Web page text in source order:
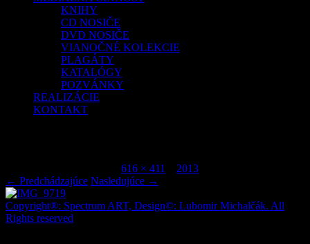
KNIHY
CD NOSIČE
DVD NOSIČE
VIANOČNÉ KOLEKCIE
PLAGÁTY
KATALÓGY
POZVÁNKY
REALIZÁCIE
KONTAKT
616 × 411 2013
← Predchádzajúce Nasledujúce →
Copyright®: Spectrum ART, Design©: Lubomir Michalčák. All
Rights reserved